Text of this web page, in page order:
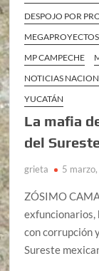
DESPOJO POR
MEGAPROYECTOS
MP CAMPECHE
NOTICIAS
YUCATÁN
La mafia
del
grieta 5
ZÓSIMO
exfuncionarios,
con corrupción
Sureste